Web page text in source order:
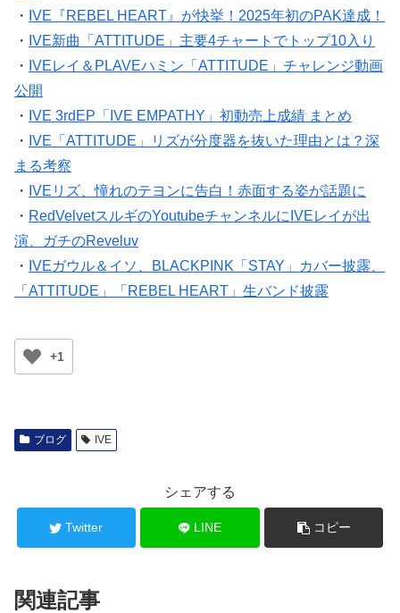
・ IVE『REBEL HEART』が快挙！2025年初のPAK達成！
・ IVE新曲「ATTITUDE」主要4チャートでトップ10入り
・ IVEレイ＆PLAVEハミン「ATTITUDE」チャレンジ動画
公開
・ IVE 3rdEP「IVE EMPATHY」初動売上成績 まとめ
・ IVE「ATTITUDE」リズが分度器を抜いた理由とは？深
まる考察
・ IVEリズ、憧れのテヨンに告白！赤面する姿が話題に
・ RedVelvetスルギのYoutubeチャンネルにIVEレイが出
演、ガチのReveluv
・ IVEガウル＆イソ、BLACKPINK「STAY」カバー披露、
「ATTITUDE」「REBEL HEART」生バンド披露
+1
ブログ IVE
シェアする
Twitter LINE コピー
関連記事